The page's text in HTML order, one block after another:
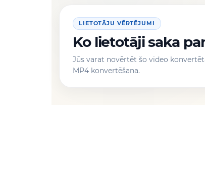
LIETOTĀJU VĒRTĒJUMI
Ko lietotāji saka
Jūs varat novērtēt šo video
MP4 konvertēšana.